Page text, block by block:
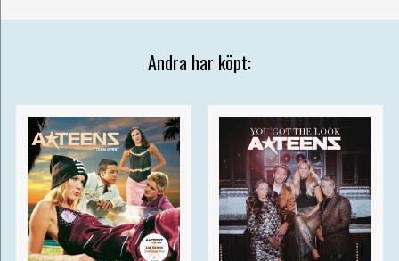
Andra har köpt: